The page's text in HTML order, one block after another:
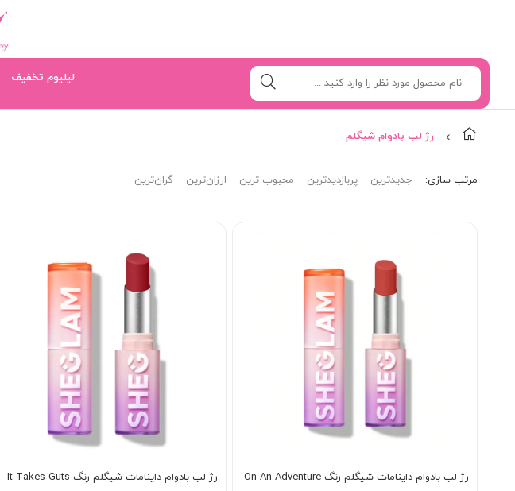
لیلیوم تخفیف
رژ لب بادوام شیگلم
مرتب‌ سازی: جدیدترین پربازدیدترین محبوب ترین ارزان‌ترین گران‌ترین
رژ لب بادوام داینامات شیگلم رنگ On An Adventure رژ لب بادوام داینامات شیگلم رنگ It Takes Guts